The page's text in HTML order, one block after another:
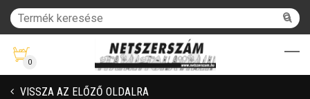
0
VISSZA AZ ELŐZŐ OLDALRA